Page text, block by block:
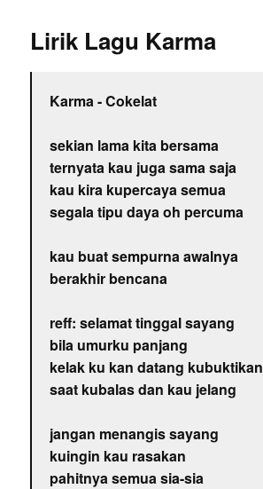
Lirik Lagu Karma
Karma - Cokelat
sekian lama kita bersama
ternyata kau juga sama saja
kau kira kupercaya semua
segala tipu daya oh percuma
kau buat sempurna awalnya
berakhir bencana
reff: selamat tinggal sayang
bila umurku panjang
kelak ku kan datang kubuktikan
saat kubalas dan kau jelang
jangan menangis sayang
kuingin kau rasakan
pahitnya semua sia-sia